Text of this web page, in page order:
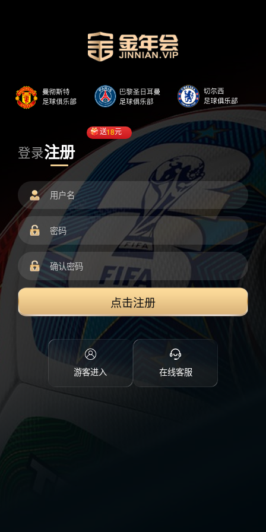
登录注册
送18元
点击注册
游客进入 在线客服